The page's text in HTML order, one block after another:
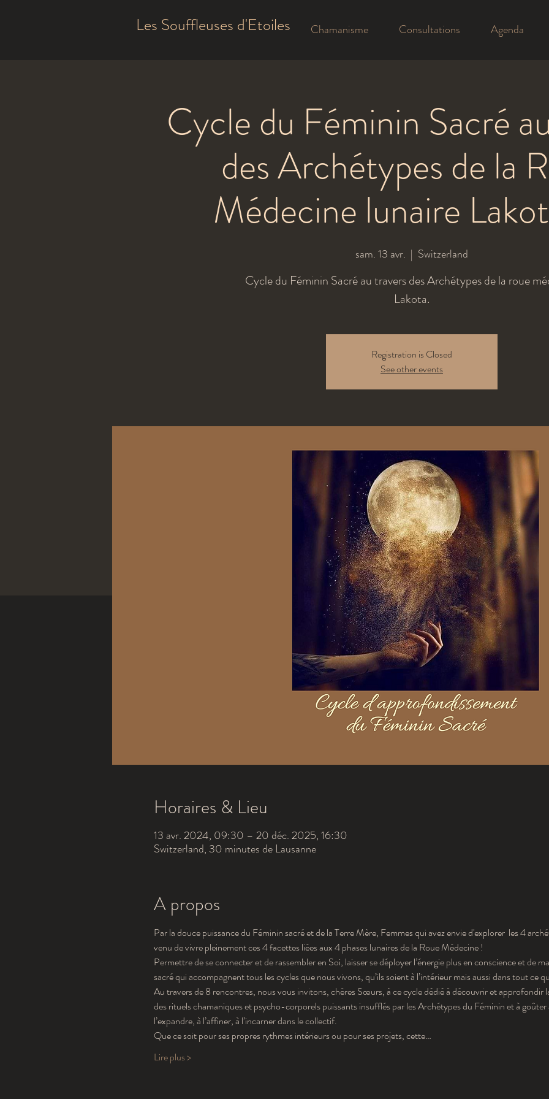
Les Souffleuses d'Etoiles Chamanisme Consultations Agenda
Cycle du Féminin Sacré
des Archétypes de la
Médecine lunaire
sam. 13 avr.
  |
Switzerland
Cycle du Féminin Sacré au travers des Archétypes de la roue
Lakota.
Registration is Closed
See other events
Horaires & Lieu
13 avr. 2024, 09:30 – 20 déc. 2025, 16:30
Switzerland, 30 minutes de Lausanne
A propos
Par la douce puissance du Féminin sacré et de la Terre Mère, Femmes qui avez envie d'explorer  les 4
venu de vivre pleinement ces 4 facettes liées aux 4 phases lunaires de la Roue Médecine !
Permettre de se connecter et de rassembler en Soi, laisser se déployer l’énergie plus en conscience et de
sacré qui accompagnent tous les cycles que nous vivons, qu’ils soient à l’intérieur mais aussi dans tout ce
Au travers de 8 rencontres, nous vous invitons, chères Sœurs, à ce cycle dédié à découvrir et approfondir
des rituels chamaniques et psycho-corporels puissants insufflés par les Archétypes du Féminin et à
l’expandre, à l’affiner, à l’incarner dans le collectif.
Que ce soit pour ses propres rythmes intérieurs ou pour ses projets, cette…
Lire plus >